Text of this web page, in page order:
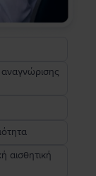
αισθητική